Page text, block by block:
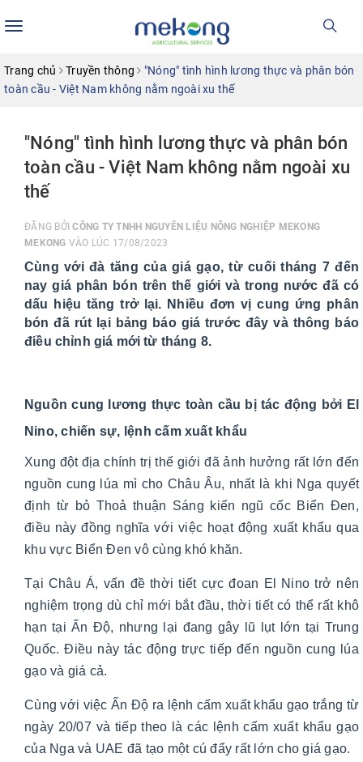
Toggle
Trang chủ Truyền thông
"Nóng" tình hình lương thực và phân bón
toàn cầu - Việt Nam không nằm ngoài xu thế
"Nóng" tình hình lương thực và phân bón
toàn cầu - Việt Nam không nằm ngoài xu
thế
ĐĂNG BỞICÔNG TY TNHH NGUYÊN LIỆU NÔNG NGHIỆP MEKONG
MEKONG VÀO LÚC 17/08/2023
Cùng với đà tăng của giá gạo, từ cuối tháng 7 đến
nay giá phân bón trên thế giới và trong nước đã có
dấu hiệu tăng trở lại. Nhiều đơn vị cung ứng phân
bón đã rút lại bảng báo giá trước đây và thông báo
điều chỉnh giá mới từ tháng 8.
Nguồn cung lương thực toàn cầu bị tác động bởi El
Nino, chiến sự, lệnh cấm xuất khẩu
Xung đột địa chính trị thế giới đã ảnh hưởng rất lớn đến
nguồn cung lúa mì cho Châu Âu, nhất là khi Nga quyết
định từ bỏ Thoả thuận Sáng kiến ngũ cốc Biển Đen,
điều này đồng nghĩa với việc hoạt động xuất khẩu qua
khu vực Biển Đen vô cùng khó khăn.
Tại Châu Á, vấn đề thời tiết cực đoan El Nino trở nên
nghiệm trọng dù chỉ mới bắt đầu, thời tiết có thể rất khô
hạn tại Ấn Độ, nhưng lại đang gây lũ lụt lớn tại Trung
Quốc. Điều này tác động trực tiếp đến nguồn cung lúa
gạo và giá cả.
Cùng với việc Ấn Độ ra lệnh cấm xuất khẩu gạo trắng từ
ngày 20/07 và tiếp theo là các lệnh cấm xuất khẩu gạo
của Nga và UAE đã tạo một cú đẩy rất lớn cho giá gạo.